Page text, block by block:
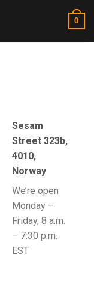
0
Sesam
Street 323b,
4010,
Norway
We’re open
Monday –
Friday, 8 a.m.
– 7:30 p.m.
EST